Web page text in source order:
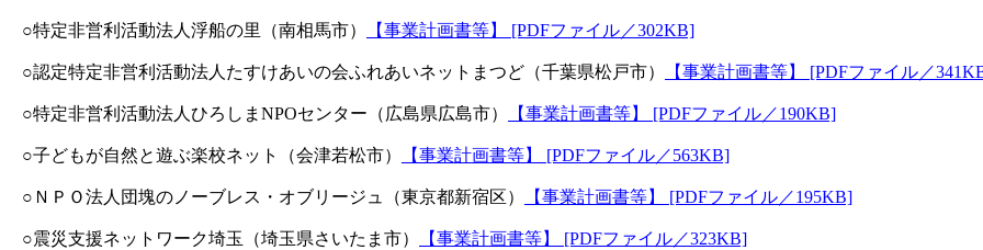
○特定非営利活動法人浮船の里（南相馬市） 【事業計画書等】 [PDFファイル／302KB]
○認定特定非営利活動法人たすけあいの会ふれあいネットまつど（千葉県松戸市） 【事業計画書等】 [PDFファイル／
○特定非営利活動法人ひろしまNPOセンター（広島県広島市） 【事業計画書等】 [PDFファイル／190KB]
○子どもが自然と遊ぶ楽校ネット（会津若松市） 【事業計画書等】 [PDFファイル／563KB]
○ＮＰＯ法人団塊のノーブレス・オブリージュ（東京都新宿区） 【事業計画書等】 [PDFファイル／195KB]
○震災支援ネットワーク埼玉（埼玉県さいたま市） 【事業計画書等】 [PDFファイル／323KB]